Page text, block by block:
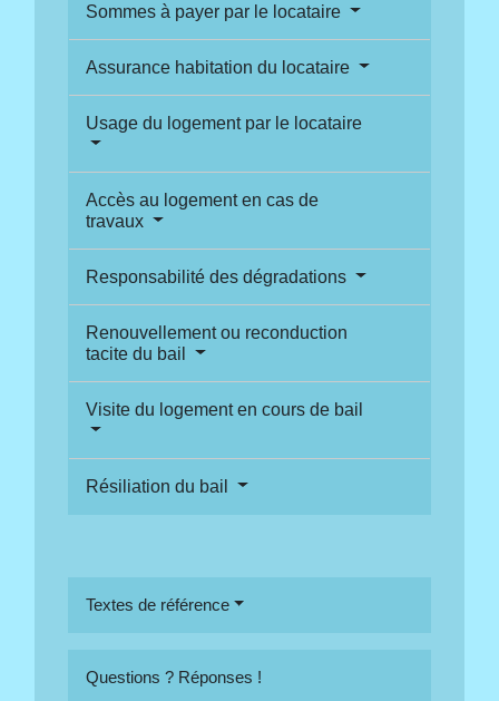
Sommes à payer par le locataire
Assurance habitation du locataire
Usage du logement par le locataire
Accès au logement en cas de
travaux
Responsabilité des dégradations
Renouvellement ou reconduction
tacite du bail
Visite du logement en cours de bail
Résiliation du bail
Textes de référence
Questions ? Réponses !